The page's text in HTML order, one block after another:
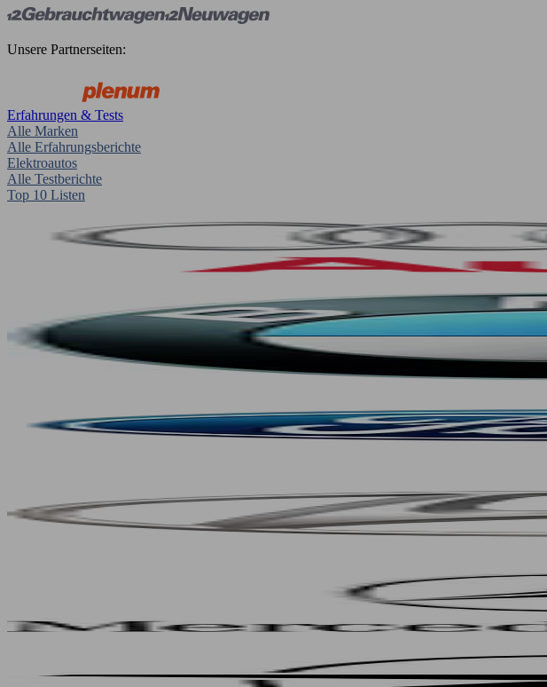
Unsere Partnerseiten:
Erfahrungen & Tests
Alle Marken
Alle Erfahrungsberichte
Elektroautos
Alle Testberichte
Top 10 Listen